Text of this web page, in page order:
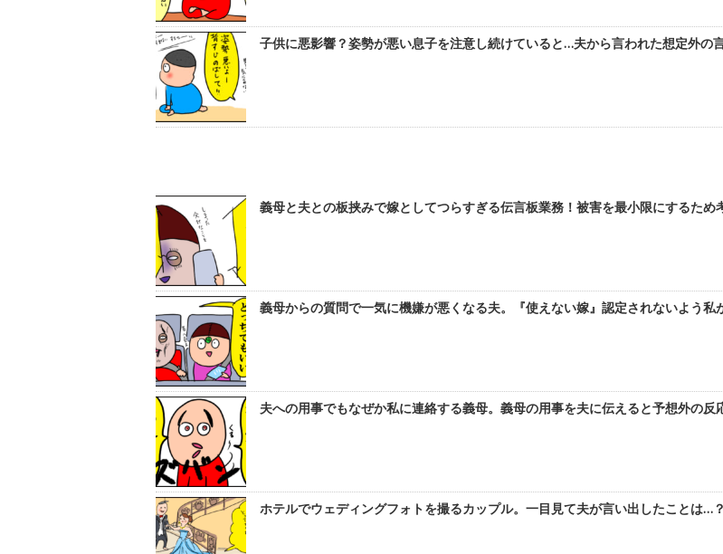
子供に悪影響？姿勢が悪い息子を注意し続けていると…夫から言われた想定外
義母と夫との板挟みで嫁としてつらすぎる伝言板業務！被害を最小限にするた
義母からの質問で一気に機嫌が悪くなる夫。『使えない嫁』認定されないよう
夫への用事でもなぜか私に連絡する義母。義母の用事を夫に伝えると予想外の
ホテルでウェディングフォトを撮るカップル。一目見て夫が言い出したことは